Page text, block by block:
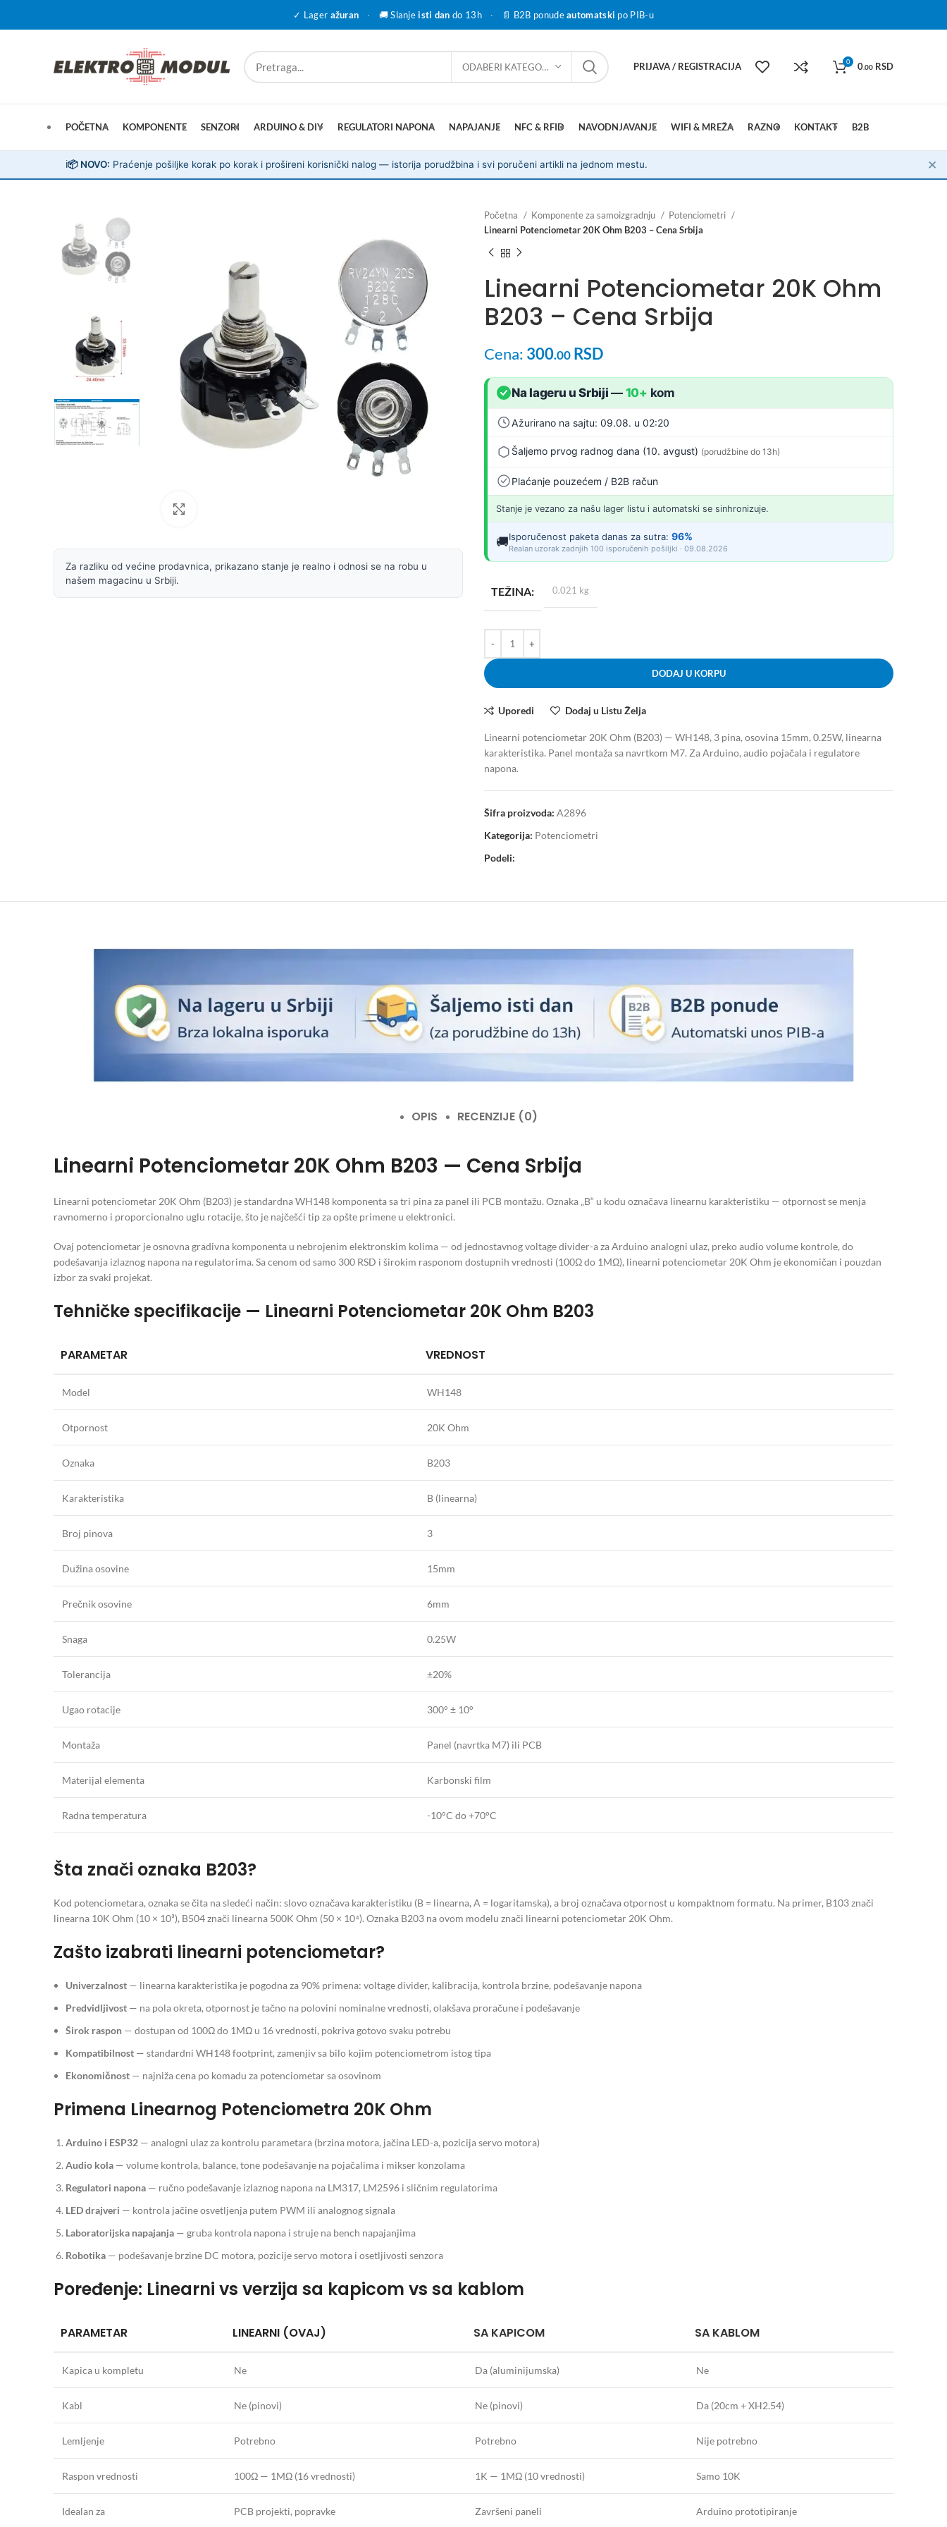
✓ Lager ažuran · 🚚 Slanjeisti dan do 13h · 📄 B2B ponudeautomatski po PIB-u
ODABERI KATEGORIJU PRIJAVA / REGISTRACIJA 0 0.00 RSD
POČETNA KOMPONENTE SENZORI ARDUINO & DIY REGULATORI NAPONA NAPAJANJE NFC & RFID NAVODNJAVANJE WIFI & MREŽA RAZNO KONTAKT B2B
ℹ️📦 NOVO: Praćenje pošiljke korak po korak i prošireni korisnički nalog — istorija porudžbina i svi poručeni artikli na jednom mestu. ✕
Za razliku od većine prodavnica, prikazano stanje je realno i odnosi se na robu u
našem magacinu u Srbiji.
Početna Komponente za samoizgradnju
Potenciometri
Linearni Potenciometar 20K Ohm B203 – Cena Srbija
Linearni Potenciometar 20K Ohm
B203 – Cena Srbija
Cena: 300.00 RSD
Na lageru u Srbiji — 10+ kom
Ažurirano na sajtu: 09.08. u 02:20
Šaljemo prvog radnog dana (10. avgust) (porudžbine do 13h)
Plaćanje pouzećem / B2B račun
Stanje je vezano za našu lager listu i automatski se sinhronizuje.
🚚Isporučenost paketa danas za sutra: 96%
Realan uzorak zadnjih 100 isporučenih pošiljki · 09.08.2026
TEŽINA 0.021 kg
DODAJ U KORPU
Uporedi Dodaj u Listu Želja
Linearni potenciometar 20K Ohm (B203) — WH148, 3 pina, osovina 15mm, 0.25W, linearna
karakteristika. Panel montaža sa navrtkom M7. Za Arduino, audio pojačala i regulatore
napona.
Šifra proizvoda: A2896
Kategorija: Potenciometri
Podeli:
OPIS RECENZIJE (0)
Linearni Potenciometar 20K Ohm B203 — Cena Srbija
Linearni potenciometar 20K Ohm (B203) je standardna WH148 komponenta sa tri pina za panel ili PCB montažu. Oznaka „B“ u kodu označava linearnu karakteristiku — otpornost se menja
ravnomerno i proporcionalno uglu rotacije, što je najčešći tip za opšte primene u elektronici.
Ovaj potenciometar je osnovna gradivna komponenta u nebrojenim elektronskim kolima — od jednostavnog voltage divider-a za Arduino analogni ulaz, preko audio volume kontrole, do
podešavanja izlaznog napona na regulatorima. Sa cenom od samo 300 RSD i širokim rasponom dostupnih vrednosti (100Ω do 1MΩ), linearni potenciometar 20K Ohm je ekonomičan i pouzdan
izbor za svaki projekat.
Tehničke specifikacije — Linearni Potenciometar 20K Ohm B203
PARAMETAR VREDNOST
Model WH148
Otpornost 20K Ohm
Oznaka B203
Karakteristika B (linearna)
Broj pinova 3
Dužina osovine 15mm
Prečnik osovine 6mm
Snaga 0.25W
Tolerancija ±20%
Ugao rotacije 300° ± 10°
Montaža Panel (navrtka M7) ili PCB
Materijal elementa Karbonski film
Radna temperatura -10°C do +70°C
Šta znači oznaka B203?
Kod potenciometara, oznaka se čita na sledeći način: slovo označava karakteristiku (B = linearna, A = logaritamska), a broj označava otpornost u kompaktnom formatu. Na primer, B103 znači
linearna 10K Ohm (10 × 10³), B504 znači linearna 500K Ohm (50 × 10⁴). Oznaka B203 na ovom modelu znači linearni potenciometar 20K Ohm.
Zašto izabrati linearni potenciometar?
Univerzalnost — linearna karakteristika je pogodna za 90% primena: voltage divider, kalibracija, kontrola brzine, podešavanje napona
Predvidljivost — na pola okreta, otpornost je tačno na polovini nominalne vrednosti, olakšava proračune i podešavanje
Širok raspon — dostupan od 100Ω do 1MΩ u 16 vrednosti, pokriva gotovo svaku potrebu
Kompatibilnost — standardni WH148 footprint, zamenjiv sa bilo kojim potenciometrom istog tipa
Ekonomičnost — najniža cena po komadu za potenciometar sa osovinom
Primena Linearnog Potenciometra 20K Ohm
Arduino i ESP32 — analogni ulaz za kontrolu parametara (brzina motora, jačina LED-a, pozicija servo motora)
Audio kola — volume kontrola, balance, tone podešavanje na pojačalima i mikser konzolama
Regulatori napona — ručno podešavanje izlaznog napona na LM317, LM2596 i sličnim regulatorima
LED drajveri — kontrola jačine osvetljenja putem PWM ili analognog signala
Laboratorijska napajanja — gruba kontrola napona i struje na bench napajanjima
Robotika — podešavanje brzine DC motora, pozicije servo motora i osetljivosti senzora
Poređenje: Linearni vs verzija sa kapicom vs sa kablom
PARAMETAR LINEARNI (OVAJ) SA KAPICOM SA KABLOM
Kapica u kompletu Ne Da (aluminijumska) Ne
Kabl Ne (pinovi) Ne (pinovi) Da (20cm + XH2.54)
Lemljenje Potrebno Potrebno Nije potrebno
Raspon vrednosti 100Ω — 1MΩ (16 vrednosti) 1K — 1MΩ (10 vrednosti) Samo 10K
Idealan za PCB projekti, popravke Završeni paneli Arduino prototipiranje